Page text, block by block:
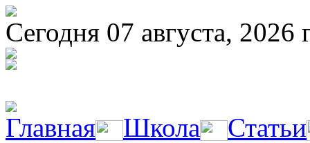
Сегодня 07 августа,
Главная Школа
Статьи